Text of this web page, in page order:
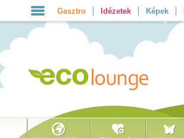
Gasztro Idézetek Képek